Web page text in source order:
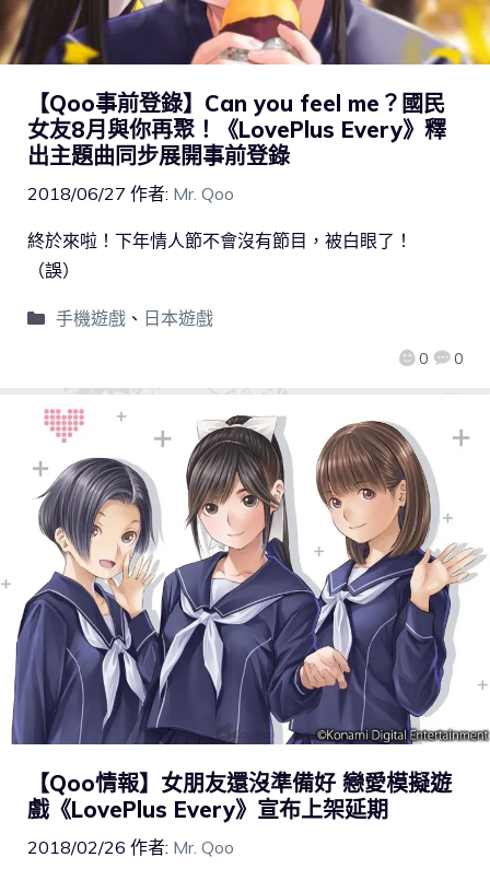
【Qoo事前登錄】Can you feel me？國民
女友8月與你再聚！《LovePlus Every》釋
出主題曲同步展開事前登錄
2018/06/27 作者: Mr. Qoo
0 0
終於來啦！下年情人節不會沒有節目，被白眼了！
（誤）
手機遊戲、 日本遊戲
【Qoo情報】女朋友還沒準備好 戀愛模擬遊
戲《LovePlus Every》宣布上架延期
2018/02/26 作者: Mr. Qoo